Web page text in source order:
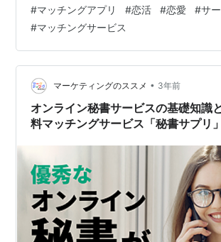
っていることをお伝えしておく。かといっ
役立つ内容が全くないわけではないが、男
の視点であると思っていただければよい
うなる原因として、マッチングアプリを
は、男性の方が苦労することが多いことに
までに以下のデータを紹介しておく） ＜
#マッチングアプリ #恋活 #恋愛 #サ
#マッチングサービス
マーケティングのススメ • 3年前
オンライン秘書サービスの基礎知識
料マッチングサービス「秘書サプリ